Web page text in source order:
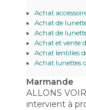
Achat
Achat de
Achat de
Achat et vente
Achat lentilles
Achat lunettes
Marmande
ALLONS
intervient à